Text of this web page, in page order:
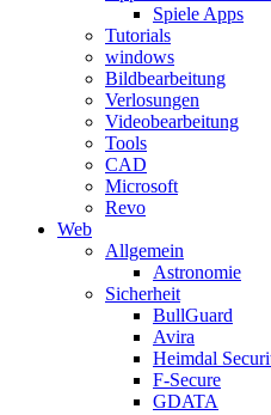
Spiele Apps
Tutorials
windows
Bildbearbeitung
Verlosungen
Videobearbeitung
Tools
CAD
Microsoft
Revo
Web
Allgemein
Astronomie
Sicherheit
BullGuard
Avira
Heimdal
F-Secure
GDATA